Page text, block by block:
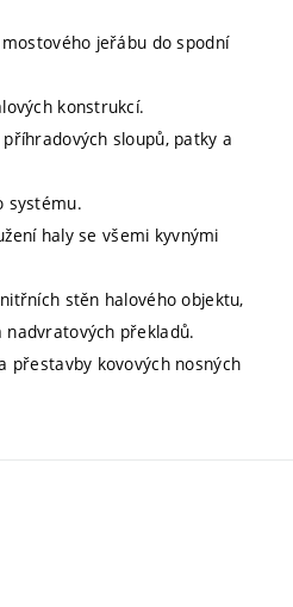
jeřábu do spodní
konstrukcí.
sloupů, patky a
systému.
haly se všemi kyvnými
stěn halového objektu,
nadvratových překladů.
přestavby kovových nosných